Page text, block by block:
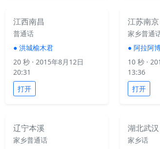
江西南昌
普通话
● 洪城榆木君
20 秒 · 2015年8月12日
20:31
打开
江苏南京
家乡普通
● 阿拉阿
10 秒 ·
13:36
打开
辽宁本溪
家乡普通话
湖北武汉
家乡话